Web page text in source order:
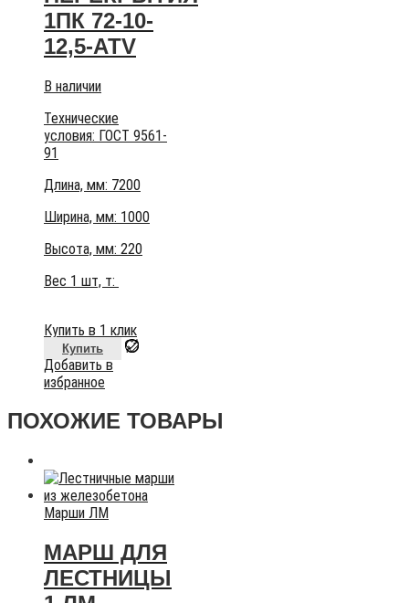
1ПК 72-10-
12,5-АТV
В наличии
Технические
условия: ГОСТ 9561-
91
Длина, мм: 7200
Ширина, мм: 1000
Высота, мм: 220
Вес 1 шт, т:
Купить в 1 клик
Купить
Добавить в
избранное
ПОХОЖИЕ ТОВАРЫ
Марши ЛМ
МАРШ ДЛЯ
ЛЕСТНИЦЫ